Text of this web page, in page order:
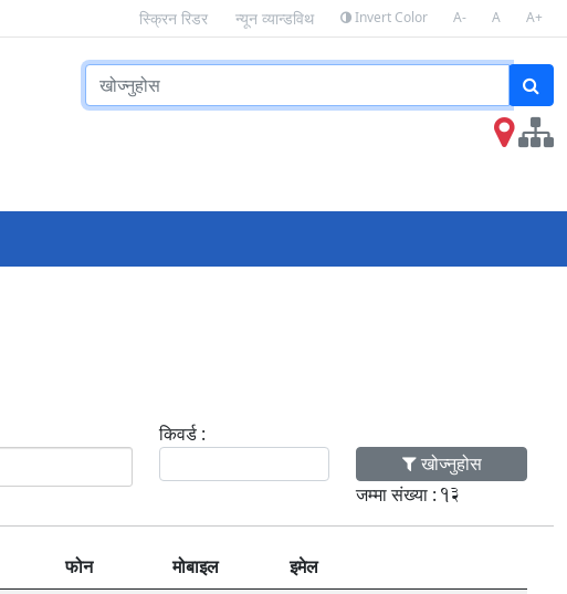
स्क्रिन रिडर न्यून व्यान्डविथ Invert Color A- A A+
किवर्ड :
खोज्नुहोस
जम्मा संख्या :13
फोन मोबाइल
इमेल